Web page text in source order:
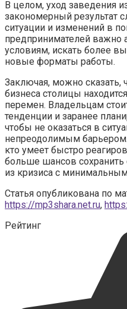
В целом, уход заведения
закономерный результат
ситуации и изменений в
предпринимателей важно
условиям, искать более
новые форматы работы.
Заключая, можно сказать,
бизнеса столицы
перемен. Владельцам
тенденции и заранее
чтобы не оказаться в
непреодолимым барьером.
кто умеет быстро
больше шансов
из кризиса с
Статья опубликована по
https://mp3shara.net.ru,
Рейтинг